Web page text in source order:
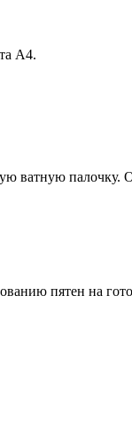
А4.
ватную палочку.
пятен на